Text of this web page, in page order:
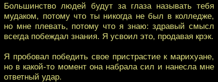
Большинство людей будут за глаза называть тебя
мудаком, потому что ты никогда не был в колледже,
но мне плевать, потому что я знаю: здравый смысл
всегда побеждал знания. Я усвоил это, продавая крэк.
Я пробовал победить свое пристрастие к марихуане,
но в какой-то момент она набрала сил и нанесла мне
ответный удар.